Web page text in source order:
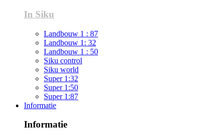
In Siku
Landbouw 1 : 87
Landbouw 1: 32
Landbouw 1 : 50
Siku control
Siku world
Super 1:32
Super 1:50
Super 1:87
Informatie
Informatie